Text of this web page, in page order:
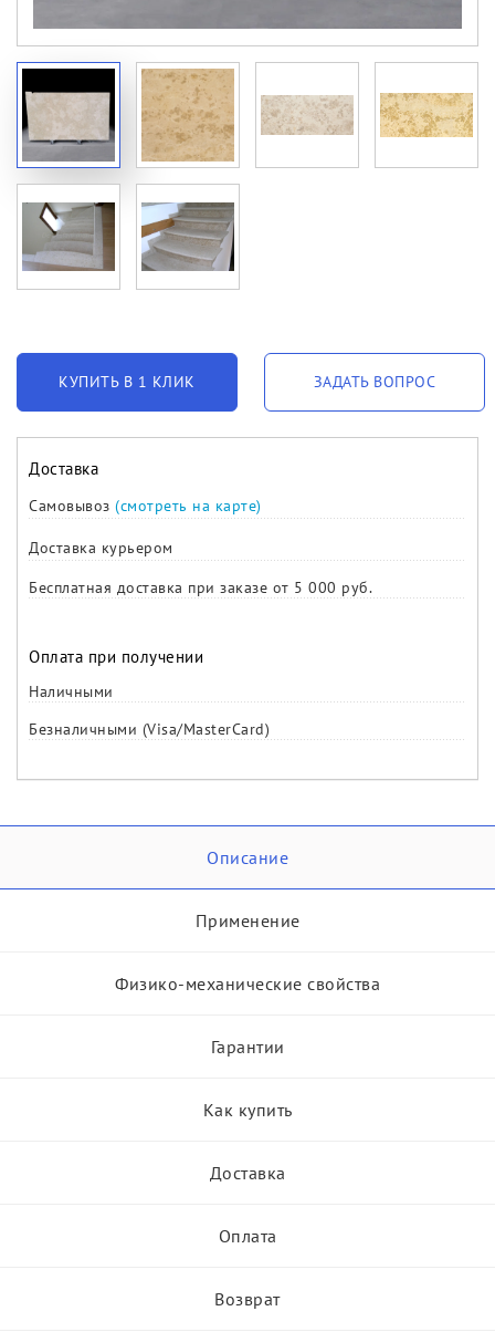
КУПИТЬ В 1 КЛИК ЗАДАТЬ ВОПРОС
Доставка
Самовывоз (смотреть на карте)
Доставка курьером
Бесплатная доставка при заказе от 5 000 руб.
Оплата при получении
Наличными
Безналичными (Visa/MasterCard)
Описание
Применение
Физико-механические свойства
Гарантии
Как купить
Доставка
Оплата
Возврат